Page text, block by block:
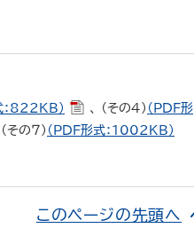
：822KB） 、 （その４） （PDF形
その７） （PDF形式：1002KB）
このページの先頭へ